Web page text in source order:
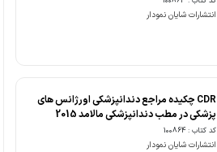
انتشارات شایان نمودار
CDR چکیده مراجع دندانپزشکی اورژانس های
پزشکی در مطب دندانپزشکی مالامد 2015
کد کتاب : 100864
انتشارات شایان نمودار